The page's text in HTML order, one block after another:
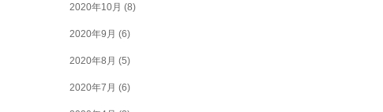
2020年10月 (8)
2020年9月 (6)
2020年8月 (5)
2020年7月 (6)